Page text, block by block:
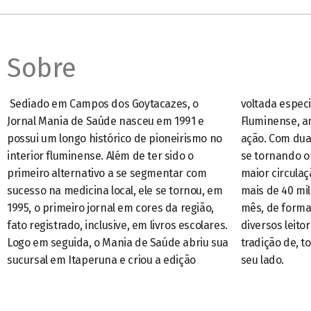
Sobre
Sediado em Campos dos Goytacazes, o
Jornal Mania de Saúde nasceu em 1991 e
possui um longo histórico de pioneirismo no
interior fluminense. Além de ter sido o
primeiro alternativo a se segmentar com
sucesso na medicina local, ele se tornou, em
1995, o primeiro jornal em cores da região,
fato registrado, inclusive, em livros escolares.
Logo em seguida, o Mania de Saúde abriu sua
sucursal em Itaperuna e criou a edição
voltada especificamente para o Noroeste
Fluminense, ampliando assim o seu raio de
ação. Com duas edições distintas, além de ter
se tornando o mensário mais longevo e de
maior circulação do interior do estado, com
mais de 40 mil exemplares distribuídos por
mês, de forma gratuita e dirigida, aos mais
diversos leitores – mantendo assim a
tradição de, todos os meses, estar sempre ao
seu lado.